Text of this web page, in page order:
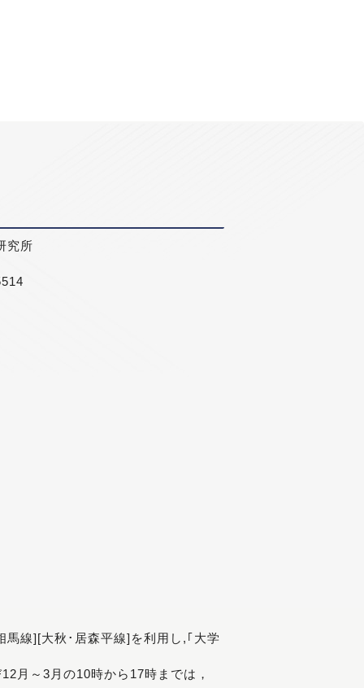
究所
線][大秋･居森平線]を利用し,｢大学
月～3月の10時から17時までは，